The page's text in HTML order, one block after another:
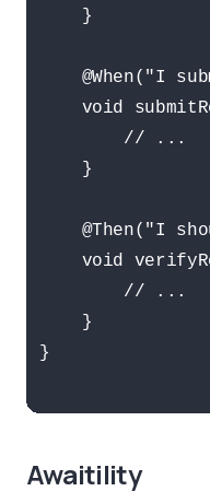
    }
@When("I
void
        // ...
    }
@Then("I
void
        // ...
    }
}
Awaitility